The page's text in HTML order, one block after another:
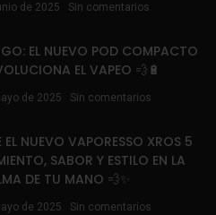
de 2025 Sin comentarios
EL NUEVO POD COMPACTO
EL VAPEO 💨🔋
de 2025 Sin comentarios
EL NUEVO VAPORESSO XROS 5
SABOR Y ESTILO EN LA
DE TU MANO 💨✨
de 2025 Sin comentarios